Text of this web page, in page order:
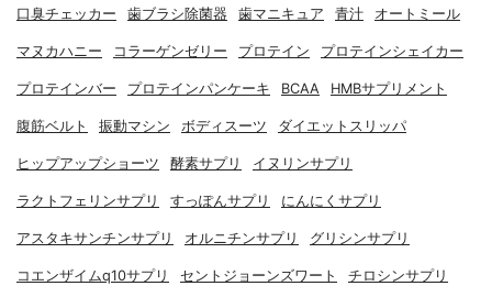
口臭チェッカー 歯ブラシ除菌器 歯マニキュア 青汁 オートミール
マヌカハニー コラーゲンゼリー プロテイン プロテインシェイカー
プロテインバー プロテインパンケーキ BCAA HMBサプリメント
腹筋ベルト 振動マシン ボディスーツ ダイエットスリッパ
ヒップアップショーツ 酵素サプリ イヌリンサプリ
ラクトフェリンサプリ すっぽんサプリ にんにくサプリ
アスタキサンチンサプリ オルニチンサプリ グリシンサプリ
コエンザイムq10サプリ セントジョーンズワート チロシンサプリ